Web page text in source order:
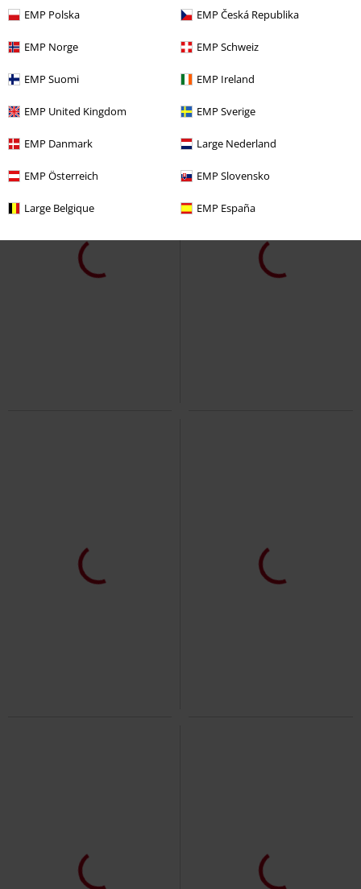
EMP Polska EMP Česká Republika
EMP Norge EMP Schweiz
EMP Suomi EMP Ireland
EMP United Kingdom EMP Sverige
EMP Danmark Large Nederland
EMP Österreich EMP Slovensko
Large Belgique EMP España
Lunar Crescent longsleeved Top
Langermet skjorte
Hypnoskull T-shirt
KIHILIST by